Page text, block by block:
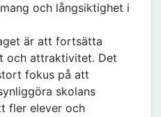
och långsiktighet i
är att fortsätta
och attraktivitet. Det
fokus på att
skolans
fler elever och